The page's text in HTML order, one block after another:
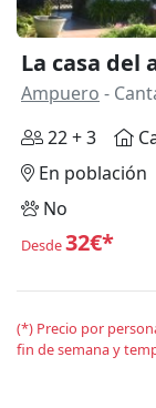
La casa del
Ampuero -
22 + 3
En población
No
Desde32€*
(*) Precio por
fin de semana y